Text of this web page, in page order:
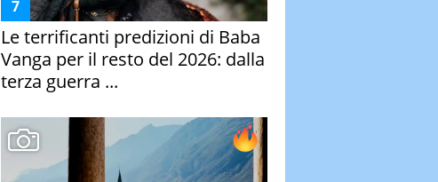
Le terrificanti predizioni di Baba
Vanga per il resto del 2026: dalla
terza guerra ...